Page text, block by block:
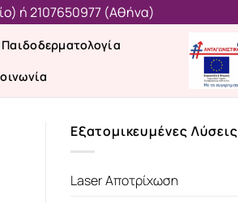
ή2107650977 (Aθήνα)
Παιδοδερματολογία
Εξατομικευμένες Λύσεις
Laser Αποτρίχωση